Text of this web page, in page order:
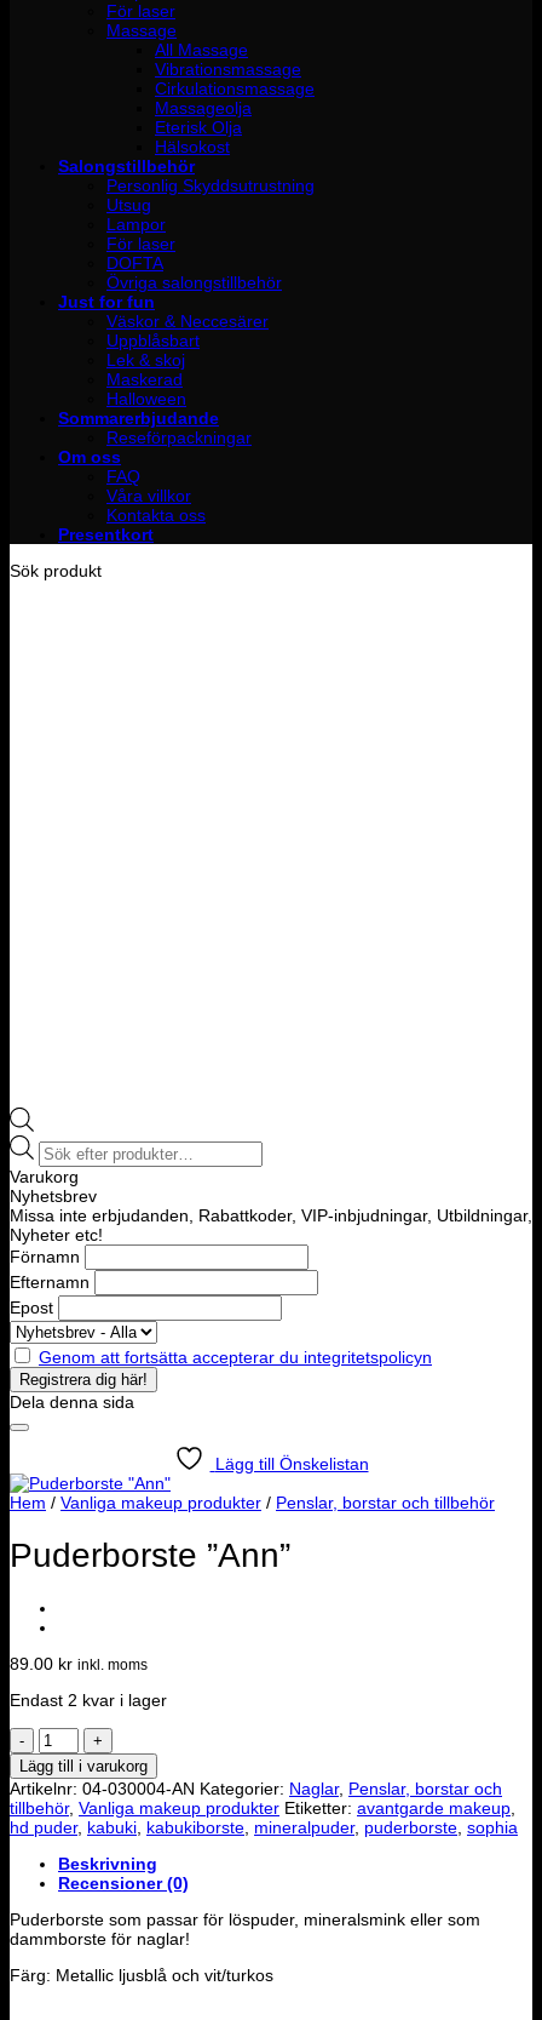
För laser
Massage
All Massage
Vibrationsmassage
Cirkulationsmassage
Massageolja
Eterisk Olja
Hälsokost
Salongstillbehör
Personlig Skyddsutrustning
Utsug
Lampor
För laser
DOFTA
Övriga salongstillbehör
Just for fun
Väskor & Neccesärer
Uppblåsbart
Lek & skoj
Maskerad
Halloween
Sommarerbjudande
Reseförpackningar
Om oss
FAQ
Våra villkor
Kontakta oss
Presentkort
Sök produkt
Products
search
Varukorg
Nyhetsbrev
Missa inte erbjudanden, Rabattkoder, VIP-inbjudningar, Utbildningar,
Nyheter etc!
Förnamn
Efternamn
Epost
Genom att fortsätta accepterar du integritetspolicyn
Dela denna sida
Lägg till Önskelistan
Hem / Vanliga makeup produkter / Penslar, borstar och tillbehör
Puderborste ”Ann”
89.00 kr inkl. moms
Endast 2 kvar i lager
Puderborste
"Ann"
mängd
Lägg till i varukorg
Artikelnr: 04-030004-AN Kategorier: Naglar, Penslar, borstar och
tillbehör, Vanliga makeup produkter Etiketter: avantgarde makeup
hd puder, kabuki kabukiborste mineralpuder, puderborste sophia
Beskrivning
Recensioner (0)
Puderborste som passar för löspuder, mineralsmink eller som
dammborste för naglar!
Färg: Metallic ljusblå och vit/turkos